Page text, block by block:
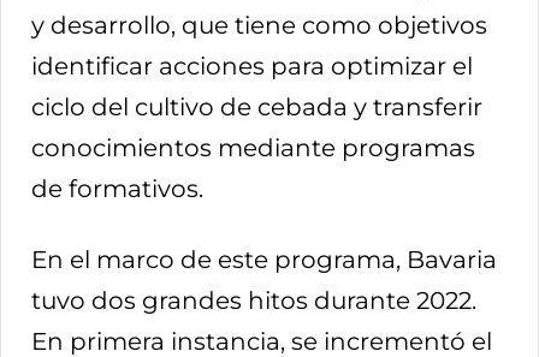
y desarrollo, que tiene como objetivos
identificar acciones para optimizar el
ciclo del cultivo de cebada y transferir
conocimientos mediante programas
de formativos.
En el marco de este programa, Bavaria
tuvo dos grandes hitos durante 2022.
En primera instancia, se incrementó el